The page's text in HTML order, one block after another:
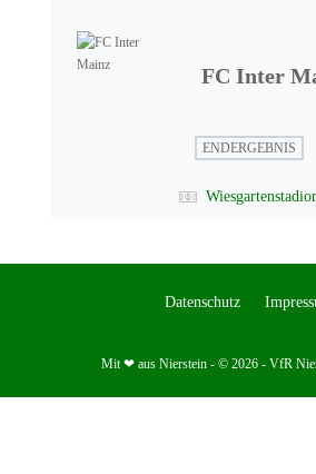
FC Inter
ENDERGEBNIS
Datenschutz
Mit ❤ aus Nierstein - © 2026 - VfR